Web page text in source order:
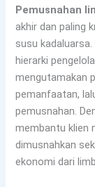
Pemusnahan
akhir dan paling
susu
hierarki
mengutamakan
pemanfaatan,
pemusnahan.
membantu klien
dimusnahkan
ekonomi dari